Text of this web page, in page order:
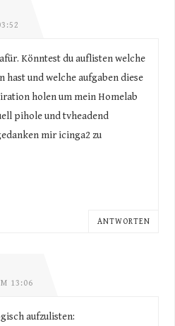
Könntest du auflisten welche
hast und welche aufgaben diese
holen um mein Homelab
pihole und tvheadend
mir icinga2 zu
ANTWORTEN
13:06
aufzulisten: